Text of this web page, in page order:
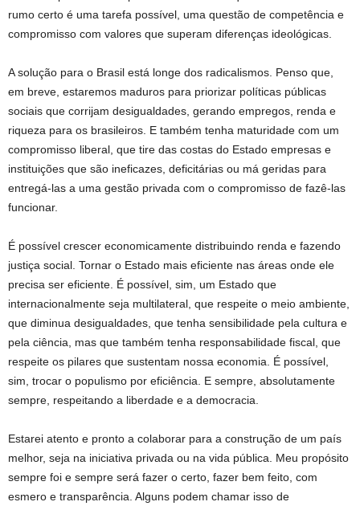
rumo certo é uma tarefa possível, uma questão de competência e
compromisso com valores que superam diferenças ideológicas.
A solução para o Brasil está longe dos radicalismos. Penso que,
em breve, estaremos maduros para priorizar políticas públicas
sociais que corrijam desigualdades, gerando empregos, renda e
riqueza para os brasileiros. E também tenha maturidade com um
compromisso liberal, que tire das costas do Estado empresas e
instituições que são ineficazes, deficitárias ou má geridas para
entregá-las a uma gestão privada com o compromisso de fazê-las
funcionar.
É possível crescer economicamente distribuindo renda e fazendo
justiça social. Tornar o Estado mais eficiente nas áreas onde ele
precisa ser eficiente. É possível, sim, um Estado que
internacionalmente seja multilateral, que respeite o meio ambiente,
que diminua desigualdades, que tenha sensibilidade pela cultura e
pela ciência, mas que também tenha responsabilidade fiscal, que
respeite os pilares que sustentam nossa economia. É possível,
sim, trocar o populismo por eficiência. E sempre, absolutamente
sempre, respeitando a liberdade e a democracia.
Estarei atento e pronto a colaborar para a construção de um país
melhor, seja na iniciativa privada ou na vida pública. Meu propósito
sempre foi e sempre será fazer o certo, fazer bem feito, com
esmero e transparência. Alguns podem chamar isso de